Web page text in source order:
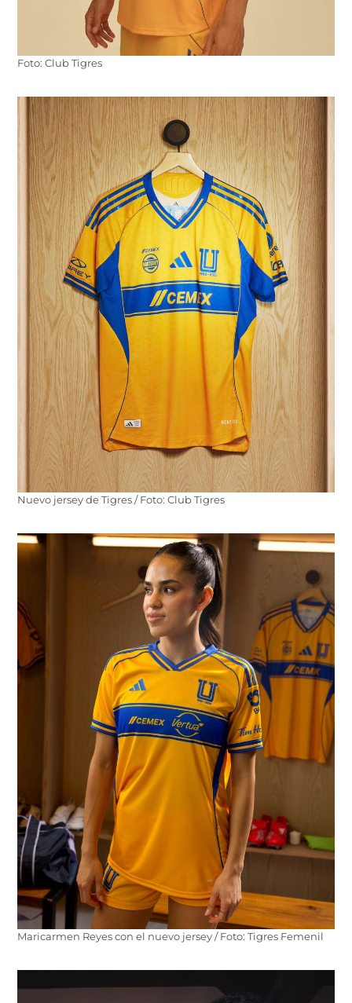
Foto: Club Tigres
Nuevo jersey de Tigres / Foto: Club Tigres
Maricarmen Reyes con el nuevo jersey / Foto: Tigres Femenil